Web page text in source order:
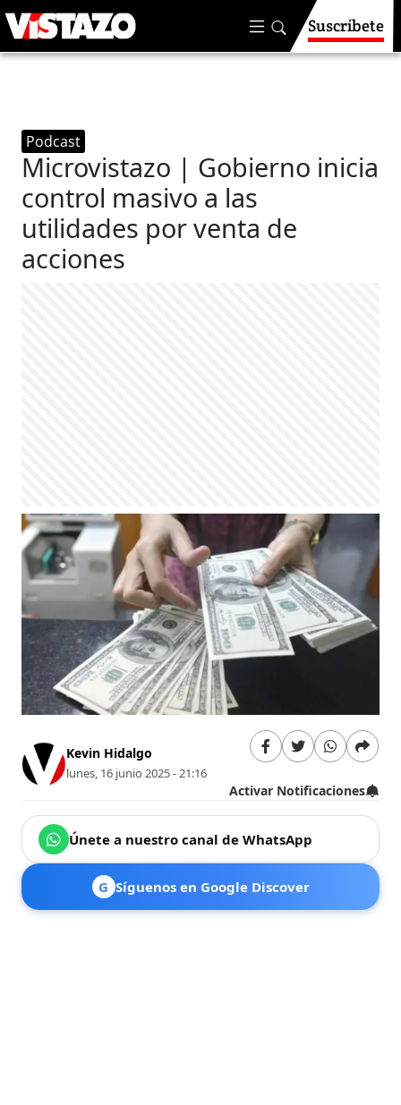
Suscríbete
Podcast
Microvistazo | Gobierno inicia
control masivo a las
utilidades por venta de
acciones
Kevin Hidalgo
lunes, 16 junio 2025 - 21:16
Activar Notificaciones
Únete a nuestro canal de WhatsApp
G Síguenos en Google Discover